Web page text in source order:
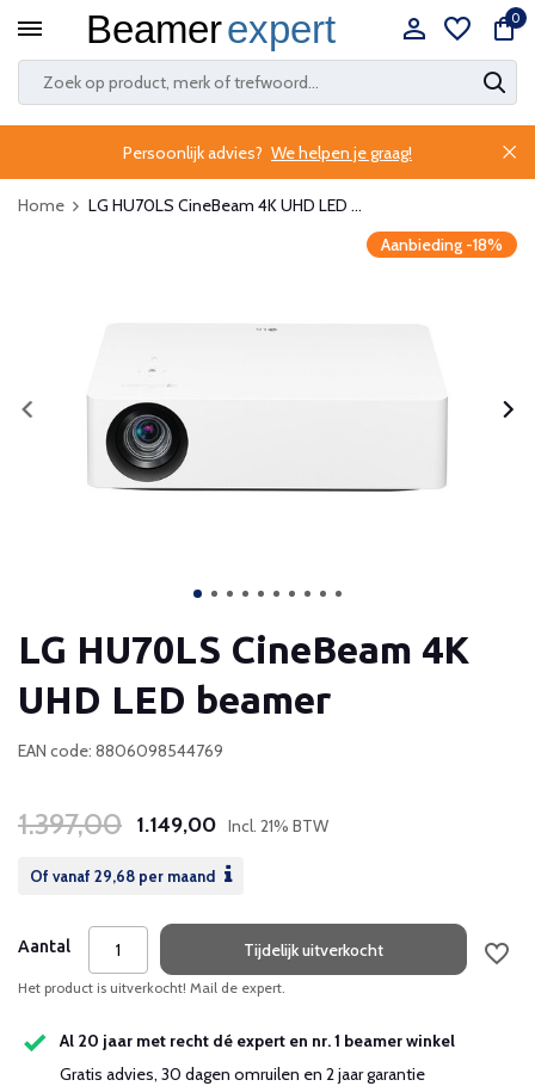
0
Persoonlijk advies? We helpen je graag!
Home
LG HU70LS CineBeam 4K UHD LED ...
Aanbieding -18%
LG HU70LS CineBeam 4K
UHD LED beamer
EAN code: 8806098544769
1.397,00 1.149,00 Incl. 21% BTW
Of vanaf 29,68 per maand
Aantal Tijdelijk uitverkocht
Het product is uitverkocht! Mail de expert.
Al 20 jaar met recht dé expert en nr. 1 beamer winkel
Gratis advies, 30 dagen omruilen en 2 jaar garantie